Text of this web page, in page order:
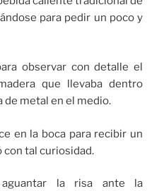
para pedir un poco y
observar con detalle el
que llevaba dentro
de metal en el medio.
en la boca para recibir un
tal curiosidad.
la risa ante la